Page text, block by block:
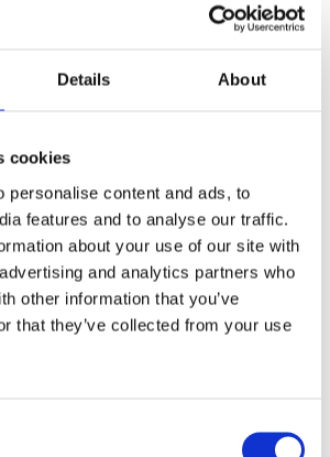
Details About
cookies
personalise content and ads, to
features and to analyse our traffic.
about your use of our site with
and analytics partners who
other information that you’ve
that they’ve collected from your use
KÖP
BRACKET SHOCKER 20"
Dela med dig